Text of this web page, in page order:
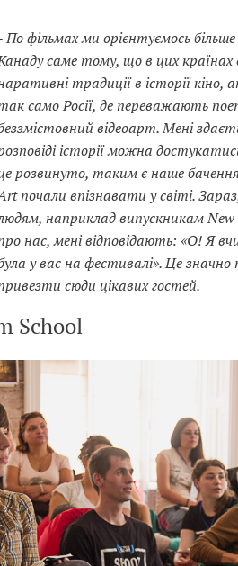
По фільмах ми орієнтуємось
саме тому, що в цих країнах
традиції в історії кіно,
само Росії, де переважають
відеоарт. Мені
історії можна
розвинуто, таким є наше
почали впізнавати у світі.
наприклад випускникам
нас, мені відповідають: «О! Я
у вас на фестивалі». Це
сюди цікавих гостей.
School